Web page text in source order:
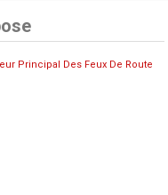
Principal Des Feux De Route